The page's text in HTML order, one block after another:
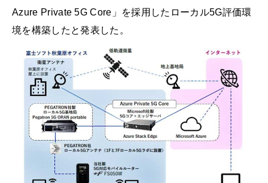
Azure Private 5G Core」を採用したローカル5G評価環
境を構築したと発表した。